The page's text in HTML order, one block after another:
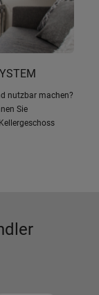
nutzbar machen?
Sie